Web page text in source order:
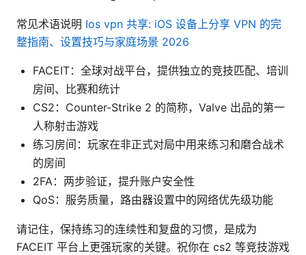
常见术语说明 Ios vpn 共享: iOS 设备上分享 VPN 的完
整指南、设置技巧与家庭场景 2026
FACEIT：全球对战平台，提供独立的竞技匹配、培训
房间、比赛和统计
CS2：Counter-Strike 2 的简称，Valve 出品的第一
人称射击游戏
练习房间：玩家在非正式对局中用来练习和磨合战术
的房间
2FA：两步验证，提升账户安全性
QoS：服务质量，路由器设置中的网络优先级功能
请记住，保持练习的连续性和复盘的习惯，是成为
FACEIT 平台上更强玩家的关键。祝你在 cs2 等竞技游戏